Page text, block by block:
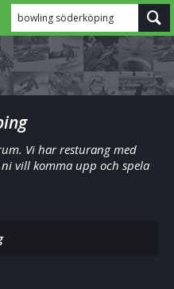
bowling söderköping
Vi har resturang med
vill komma upp och spela